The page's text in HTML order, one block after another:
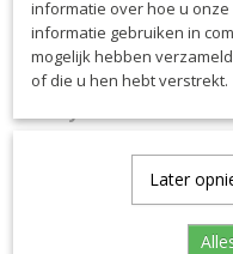
Ingrediënten
Aqua (water)–
Alcohol denat.–
voor ondersteuning
Carbomer–
Triethanolamine
informatie over hoe u
informatie gebruiken in
mogelijk hebben
of die u hen hebt verstrekt.
Later